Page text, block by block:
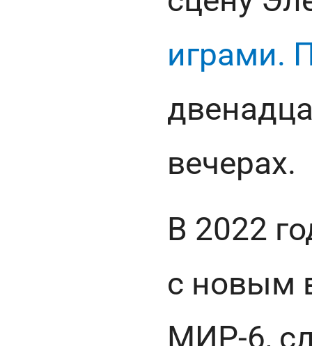
играми.
вечерах.
В 2022
с новым
МИР-6,